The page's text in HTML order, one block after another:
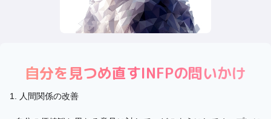
自分を見つめ直すINFPの問いかけ
1. 人間関係の改善